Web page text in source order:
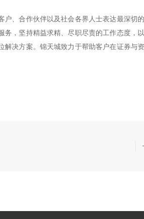
、合作伙伴以及社会各界人士表达最深切
，坚持精益求精、尽职尽责的工作态度，
解决方案。锦天城致力于帮助客户在证券与